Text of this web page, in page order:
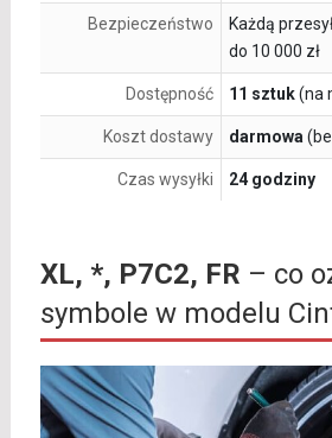
Bezpieczeństwo
Każdą
do 10 000 zł
Dostępność 11 sztuk(na
Koszt dostawy darmowa
Czas wysyłki 24 godziny
XL, *, P7C2, FR – co
symbole w modelu